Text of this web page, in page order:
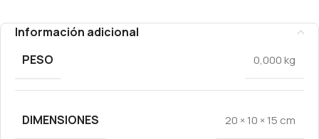
Información adicional
PESO
0,000 kg
DIMENSIONES 20 × 10 × 15 cm